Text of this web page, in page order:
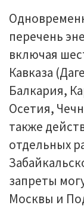
перечень
включая
Кавказа
Балкария,
Осетия,
также
отдельных
запреты
Москвы и